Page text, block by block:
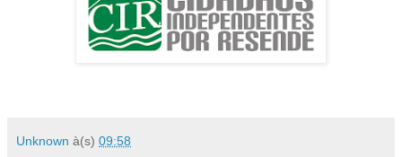
Unknown à(s) 09:58